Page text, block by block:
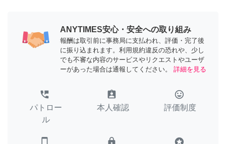
ANYTIMES安心・安全への取り組み
報酬は取引前に事務局に支払われ、評価・完了後
に振り込まれます。利用規約違反の恐れや、少し
でも不審な内容のサービスやリクエストやユーザ
ーがあった場合は通報してください。
詳細を見る
perm_phone_msg
パトロー
ル
assignment_ind
本人確認
tag_faces
評価制度
smartphone lock stars